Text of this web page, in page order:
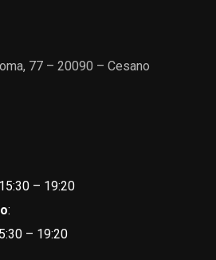
77 – 20090 – Cesano
– 19:20
:
– 19:20